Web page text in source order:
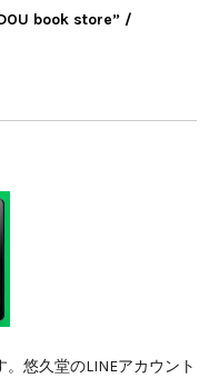
book store” /
悠久堂のLINEアカウント